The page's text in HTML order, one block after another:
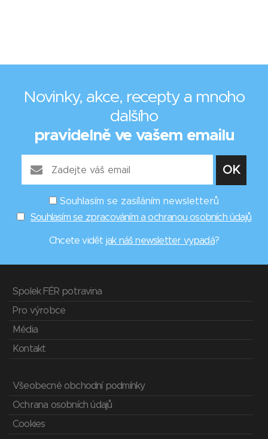
Novinky, akce, recepty a mnoho
dalšího
pravidelně ve vašem emailu
Souhlasím se zasíláním newsletterů
Souhlasím se zpracováním a ochranou osobních údajů
Chcete vidět jak náš newsletter vypadá?
Spolek FÉR potravina
Pro výrobce
Média
Kontakt
Všeobecné obchodní podmínky
Ochrana osobních údajů
Cookies